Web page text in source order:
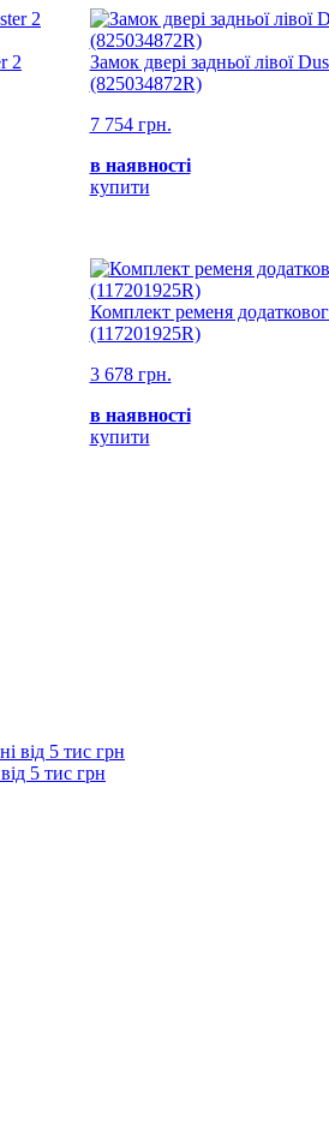
2
Замок двері задньої лівої
(825034872R)
7 754 грн.
в наявності
купити
Комплект ременя
(117201925R)
3 678 грн.
в наявності
купити
5 тис грн